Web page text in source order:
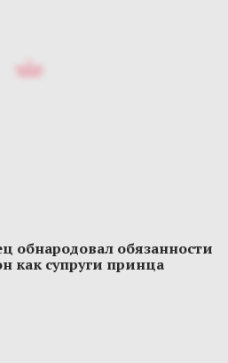
обнародовал обязанности
как супруги принца